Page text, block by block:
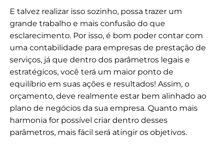
E talvez realizar isso sozinho, possa trazer um
grande trabalho e mais confusão do que
esclarecimento. Por isso, é bom poder contar com
uma contabilidade para empresas de prestação de
serviços, já que dentro dos parâmetros legais e
estratégicos, você terá um maior ponto de
equilíbrio em suas ações e resultados! Assim, o
orçamento, deve realmente estar bem alinhado ao
plano de negócios da sua empresa. Quanto mais
harmonia for possível criar dentro desses
parâmetros, mais fácil será atingir os objetivos.